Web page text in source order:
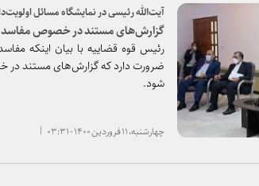
آیت‌الله رئیسی در نمایشگاه مسائل
گزارش‌های مستند در خصوص مفاسد
رئیس قوه قضاییه با بیان اینکه
ضرورت دارد که گزارش‌های مستند در
شود.
چهارشنبه، ۱۱ فروردین ۱۴۰۰ - ۰۳:۳۱